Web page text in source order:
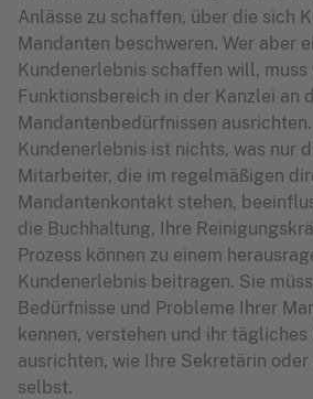
Anlässe zu schaffen, über die sich
Mandanten beschweren. Wer aber
Kundenerlebnis schaffen will, muss
Funktionsbereich in der Kanzlei an
Mandantenbedürfnissen ausrichten.
Kundenerlebnis ist nichts, was nur
Mitarbeiter, die im regelmäßigen
Mandantenkontakt stehen,
die Buchhaltung, Ihre
Prozess können zu einem
Kundenerlebnis beitragen. Sie
Bedürfnisse und Probleme Ihrer
kennen, verstehen und ihr
ausrichten, wie Ihre Sekretärin
selbst.